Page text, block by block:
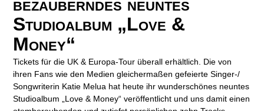
bezauberndes neuntes
Studioalbum „Love &
Money“
Tickets für die UK & Europa-Tour überall erhältlich. Die von
ihren Fans wie den Medien gleichermaßen gefeierte Singer-/
Songwriterin Katie Melua hat heute ihr wunderschönes neuntes
Studioalbum „Love & Money“ veröffentlicht und uns damit einen